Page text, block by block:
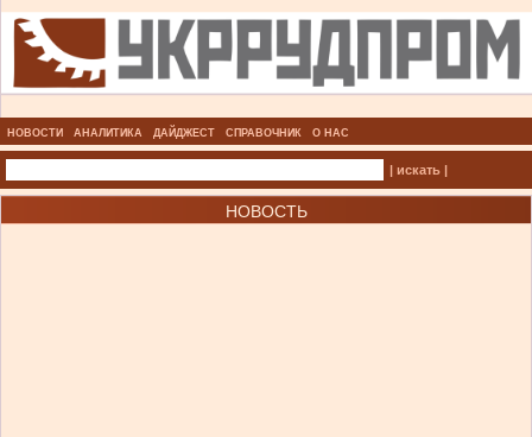
НОВОСТИ АНАЛИТИКА ДАЙДЖЕСТ СПРАВОЧНИК О НАС
| искать |
НОВОСТЬ